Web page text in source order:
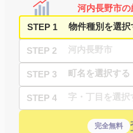
河内長野市
STEP 1
STEP 2
STEP 3
STEP 4
完全無料